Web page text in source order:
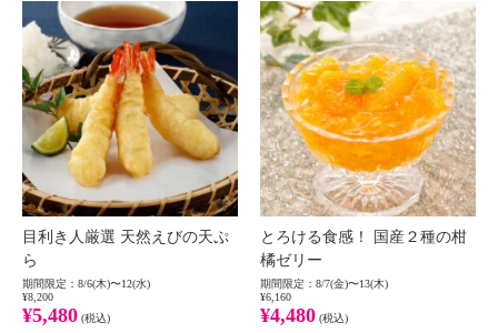
目利き人厳選 天然えびの天ぷ
ら
期間限定：8/6(木)〜12(水)
¥8,200
¥5,480 (税込)
とろける食感！ 国産２種の柑
橘ゼリー
期間限定：8/7(金)〜13(木)
¥6,160
¥4,480 (税込)